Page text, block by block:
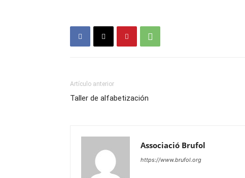
Artículo anterior
Taller de alfabetización
Associació Brufol
https://www.brufol.org